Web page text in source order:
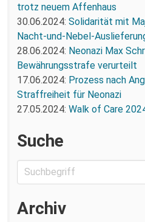
trotz neuem Affenhaus
30.06.2024: Solidarität mit
Nacht-und-Nebel-
28.06.2024: Neonazi Max
Bewährungsstrafe verurteilt
17.06.2024: Prozess nach
Straffreiheit für Neonazi
27.05.2024: Walk of Care
Suche
Archiv